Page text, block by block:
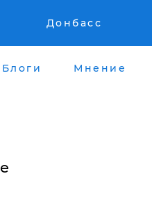
Донбасс
Блоги Мнение